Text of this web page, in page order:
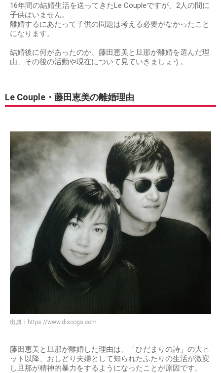
16年間の結婚生活を送ってきたLe Coupleですが、2人の間に
子供はいません。
離婚するにあたって子供の問題は考える必要がなかったこと
になります。
結婚後に何があったのか、藤田恵美と旦那が離婚を選んだ理
由、その後の活動や現在について見ていきましょう。
Le Couple・藤田恵美の離婚理由
出典： https://www.discogs.com
藤田恵美と旦那が離婚した理由は、「ひだまりの詩」の大ヒ
ット以降、おしどり夫婦として知られたふたりの生活が激変
し旦那が精神的暴力をするようになったことが原因です。